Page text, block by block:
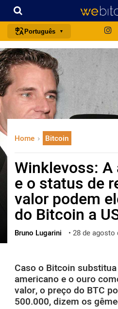
Português
português (BR)
english
español
français
italiano
日本語
русский
한국어
العربية
ไทย
ქართული
Home Bitcoin
Winklevoss:
e o status de
valor podem
do Bitcoin a
Bruno Lugarini • 28 de agosto
Caso o Bitcoin
americano e o ouro
valor, o preço do BTC
500.000, dizem os